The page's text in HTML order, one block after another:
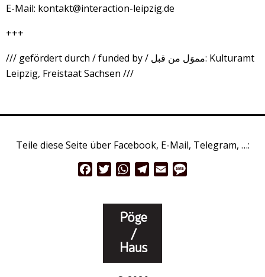
E-Mail: kontakt@interaction-leipzig.de
+++
/// gefördert durch / funded by / مموَل من قبل: Kulturamt
Leipzig, Freistaat Sachsen ///
Teile diese Seite über Facebook, E-Mail, Telegram, …:
FacebookTwitterWhatsApp
Telegram
Email